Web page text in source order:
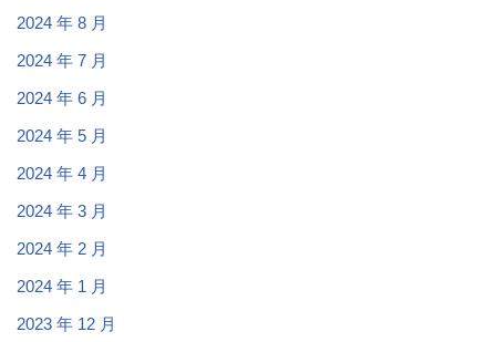
2024 年 8 月
2024 年 7 月
2024 年 6 月
2024 年 5 月
2024 年 4 月
2024 年 3 月
2024 年 2 月
2024 年 1 月
2023 年 12 月